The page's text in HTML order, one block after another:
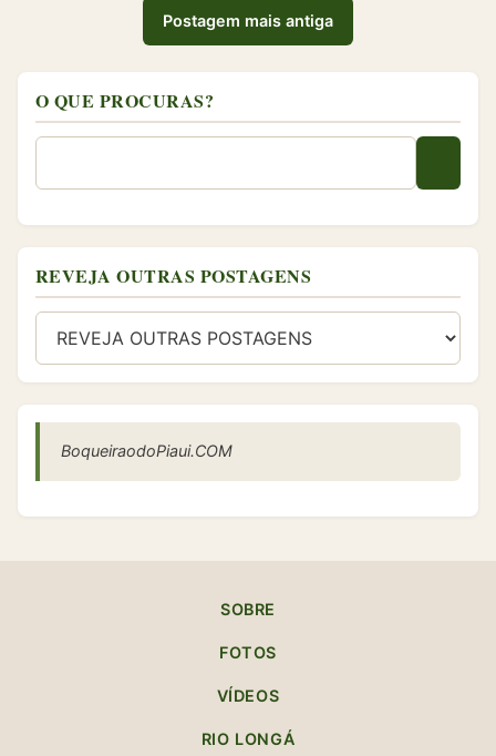
Postagem mais antiga
O QUE PROCURAS?
REVEJA OUTRAS POSTAGENS
BoqueiraodoPiaui.COM
SOBRE
FOTOS
VÍDEOS
RIO LONGÁ